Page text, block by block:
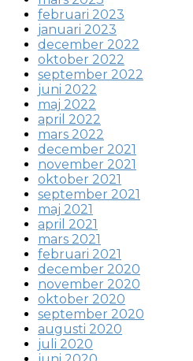
februari 2023
januari 2023
december 2022
oktober 2022
september 2022
juni 2022
maj 2022
april 2022
mars 2022
december 2021
november 2021
oktober 2021
september 2021
maj 2021
april 2021
mars 2021
februari 2021
december 2020
november 2020
oktober 2020
september 2020
augusti 2020
juli 2020